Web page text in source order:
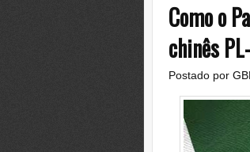
Como o
chinês
Postado por